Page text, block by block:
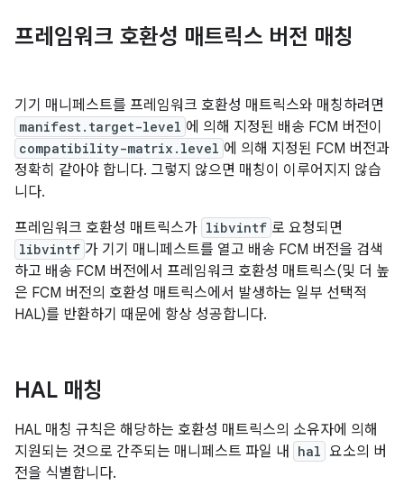
프레임워크 호환성 매트릭스 버전 매칭
기기 매니페스트를 프레임워크 호환성 매트릭스와 매칭하려면
manifest.target-level 에 의해 지정된 배송 FCM 버전이
compatibility-matrix.level 에 의해 지정된 FCM 버전과
정확히 같아야 합니다. 그렇지 않으면 매칭이 이루어지지 않습
니다.
프레임워크 호환성 매트릭스가 libvintf 로 요청되면
libvintf 가 기기 매니페스트를 열고 배송 FCM 버전을 검색
하고 배송 FCM 버전에서 프레임워크 호환성 매트릭스(및 더 높
은 FCM 버전의 호환성 매트릭스에서 발생하는 일부 선택적
HAL)를 반환하기 때문에 항상 성공합니다.
HAL 매칭
HAL 매칭 규칙은 해당하는 호환성 매트릭스의 소유자에 의해
지원되는 것으로 간주되는 매니페스트 파일 내
hal 요소의 버
전을 식별합니다.